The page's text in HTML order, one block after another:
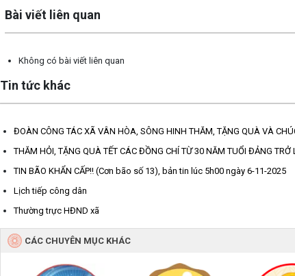
Bài viết liên quan
Không có bài viết liên quan
Tin tức khác
ĐOÀN CÔNG TÁC XÃ VÂN HÒA, SÔNG HINH THĂM, TẶNG QUÀ VÀ
THĂM HỎI, TẶNG QUÀ TẾT CÁC ĐỒNG CHÍ TỪ 30 NĂM TUỔI ĐẢNG TRỞ
TIN BÃO KHẨN CẤP‼️ (Cơn bão số 13), bản tin lúc 5h00 ngày 6-11-2025
Lịch tiếp công dân
Thường trực HĐND xã
CÁC CHUYÊN MỤC KHÁC